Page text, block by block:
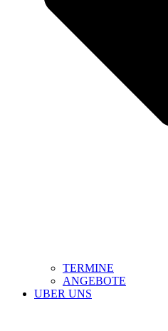
TERMINE
ANGEBOTE
UBER UNS